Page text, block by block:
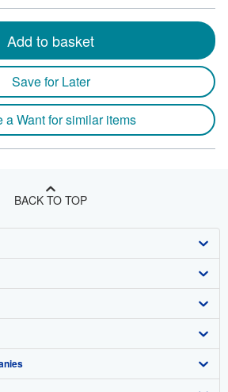
Add to basket
Save for Later
a Want for similar items
BACK TO TOP